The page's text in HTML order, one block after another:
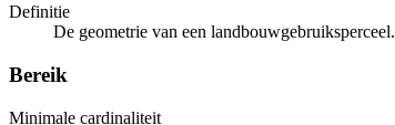
Definitie
De geometrie van een landbouwgebruiksperceel.
Bereik
Minimale cardinaliteit